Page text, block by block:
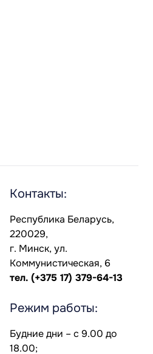
Контакты:
Республика Беларусь,
220029,
г. Минск, ул.
Коммунистическая, 6
тел. (+375 17) 379-64-13
Режим работы:
Будние дни – с 9.00 до
18.00;